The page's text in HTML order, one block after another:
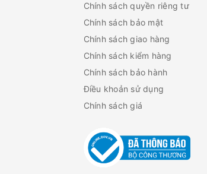
Chính sách quyền riêng tư
Chính sách bảo mật
Chính sách giao hàng
Chính sách kiểm hàng
Chính sách bảo hành
Điều khoản sử dụng
Chính sách giá